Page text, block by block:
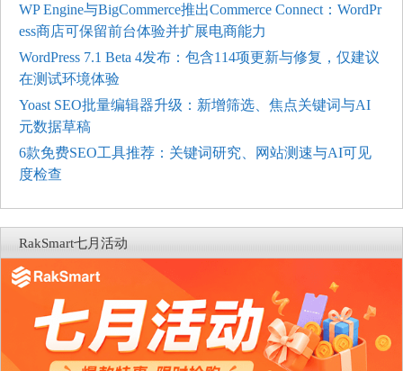
WP Engine与BigCommerce推出Commerce Connect：WordPr
ess商店可保留前台体验并扩展电商能力
WordPress 7.1 Beta 4发布：包含114项更新与修复，仅建议
在测试环境体验
Yoast SEO批量编辑器升级：新增筛选、焦点关键词与AI
元数据草稿
6款免费SEO工具推荐：关键词研究、网站测速与AI可见
度检查
RakSmart七月活动